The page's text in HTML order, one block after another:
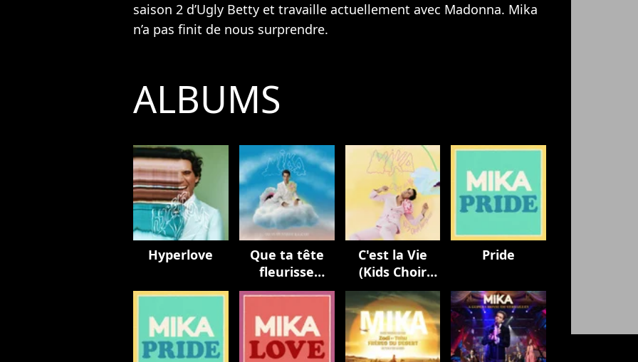
saison 2 d’Ugly Betty et travaille actuellement avec Madonna. Mika
n’a pas finit de nous surprendre.
ALBUMS
Hyperlove
Que ta tête
fleurisse
toujours
C'est la Vie
(Kids Choir
Version / avec
La Maitrise
Populaire)
Pride